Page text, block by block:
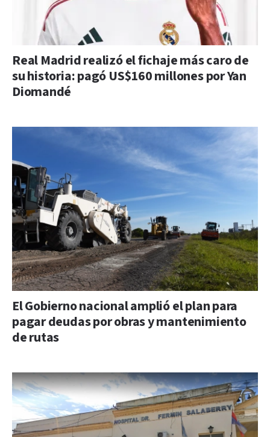
Real Madrid realizó el fichaje más caro de
su historia: pagó US$160 millones por Yan
Diomandé
El Gobierno nacional amplió el plan para
pagar deudas por obras y mantenimiento
de rutas